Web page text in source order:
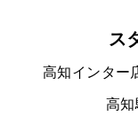
ス
高知インター
高知